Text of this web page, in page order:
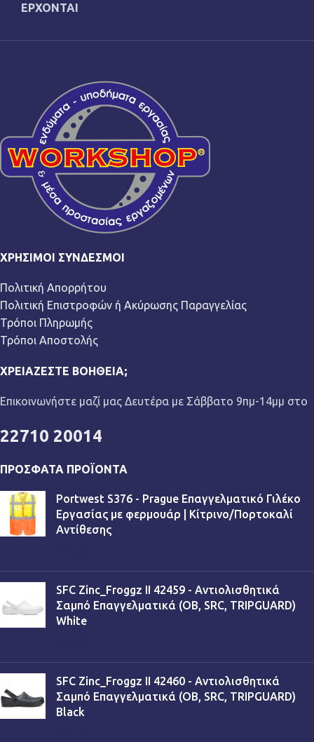
ΕΡΧΟΝΤΑΙ
ΧΡΉΣΙΜΟΙ ΣΎΝΔΕΣΜΟΙ
Πολιτική Απορρήτου
Πολιτική Επιστροφών ή Ακύρωσης Παραγγελίας
Τρόποι Πληρωμής
Τρόποι Αποστολής
ΧΡΕΙΆΖΕΣΤΕ ΒΟΉΘΕΙΑ;
Επικοινωνήστε μαζί μας Δευτέρα με Σάββατο 9πμ-14μμ στο
22710 20014
ΠΡΌΣΦΑΤΑ ΠΡΟΪΌΝΤΑ
Portwest S376 - Prague Επαγγελματικό Γιλέκο
Εργασίας με φερμουάρ | Κίτρινο/Πορτοκαλί
Αντίθεσης
SFC Zinc_Froggz II 42459 - Αντιολισθητικά
Σαμπό Επαγγελματικά (OB, SRC, TRIPGUARD)
White
SFC Zinc_Froggz II 42460 - Αντιολισθητικά
Σαμπό Επαγγελματικά (OB, SRC, TRIPGUARD)
Black